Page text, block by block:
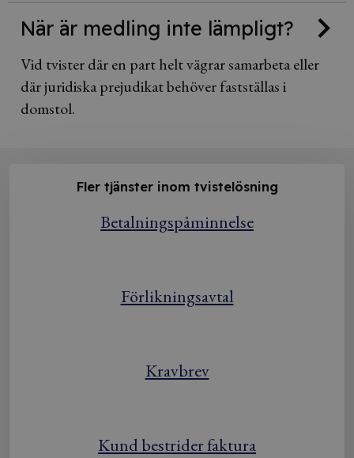
När är medling inte lämpligt?
Vid tvister där en part helt vägrar samarbeta eller
där juridiska prejudikat behöver fastställas i
domstol.
Fler tjänster inom tvistelösning
Betalningspåminnelse
Förlikningsavtal
Kravbrev
Kund bestrider faktura